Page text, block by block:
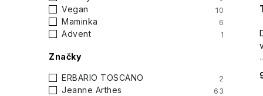
n
e
l
Vegan 10
Maminka 6
Advent 1
Značky
ERBARIO TOSCANO 2
Jeanne Arthes 63